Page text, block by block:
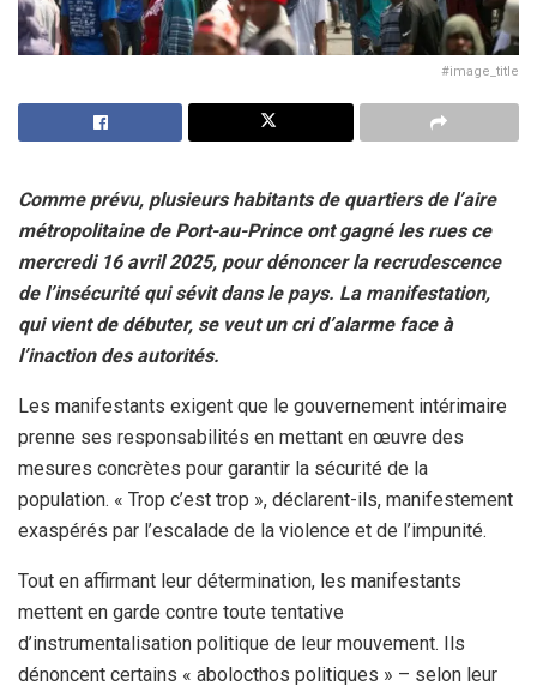
#image_title
Comme prévu, plusieurs habitants de quartiers de l’aire
métropolitaine de Port-au-Prince ont gagné les rues ce
mercredi 16 avril 2025, pour dénoncer la recrudescence
de l’insécurité qui sévit dans le pays. La manifestation,
qui vient de débuter, se veut un cri d’alarme face à
l’inaction des autorités.
Les manifestants exigent que le gouvernement intérimaire
prenne ses responsabilités en mettant en œuvre des
mesures concrètes pour garantir la sécurité de la
population. « Trop c’est trop », déclarent-ils, manifestement
exaspérés par l’escalade de la violence et de l’impunité.
Tout en affirmant leur détermination, les manifestants
mettent en garde contre toute tentative
d’instrumentalisation politique de leur mouvement. Ils
dénoncent certains « abolocthos politiques » – selon leur